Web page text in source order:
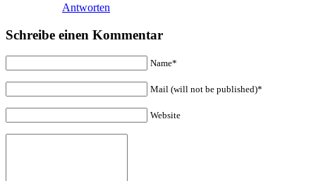
Antworten
Schreibe einen Kommentar
Name*
Mail (will not be published)*
Website